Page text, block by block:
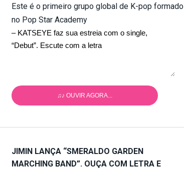
Este é o primeiro grupo global de K-pop formado
no Pop Star Academy
– KATSEYE faz sua estreia com o single,
“Debut”. Escute com a letra
♫♪ OUVIR AGORA...
JIMIN LANÇA “SMERALDO GARDEN
MARCHING BAND”. OUÇA COM LETRA E